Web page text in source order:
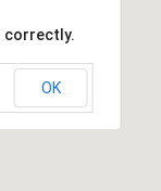
correctly.
OK